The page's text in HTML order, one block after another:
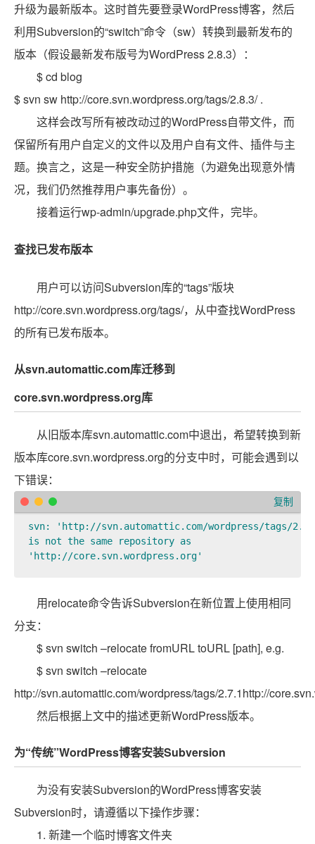
升级为最新版本。这时首先要登录WordPress博客，然后
利用Subversion的“switch”命令（sw）转换到最新发布的
版本（假设最新发布版号为WordPress 2.8.3）：
$ cd blog
$ svn sw http://core.svn.wordpress.org/tags/2.8.3/ .
这样会改写所有被改动过的WordPress自带文件，而
保留所有用户自定义的文件以及用户自有文件、插件与主
题。换言之，这是一种安全防护措施（为避免出现意外情
况，我们仍然推荐用户事先备份）。
接着运行wp-admin/upgrade.php文件，完毕。
查找已发布版本
用户可以访问Subversion库的“tags”版块
http://core.svn.wordpress.org/tags/，从中查找WordPress
的所有已发布版本。
从svn.automattic.com库迁移到
core.svn.wordpress.org库
从旧版本库svn.automattic.com中退出，希望转换到新
版本库core.svn.wordpress.org的分支中时，可能会遇到以
下错误：
svn: 'http://svn.automattic.com/wordpress/tags/
is not the same repository as
'http://core.svn.wordpress.org'
复制
用relocate命令告诉Subversion在新位置上使用相同
分支：
$ svn switch –relocate fromURL toURL [path], e.g.
$ svn switch –relocate
http://svn.automattic.com/wordpress/tags/2.7.1http://
然后根据上文中的描述更新WordPress版本。
为“传统”WordPress博客安装Subversion
为没有安装Subversion的WordPress博客安装
Subversion时，请遵循以下操作步骤：
1. 新建一个临时博客文件夹